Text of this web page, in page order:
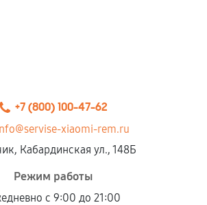
+7 (800) 100-47-62
xiaomi-rem.ru
Кабардинская ул., 148Б
Режим работы
с 9:00 до 21:00